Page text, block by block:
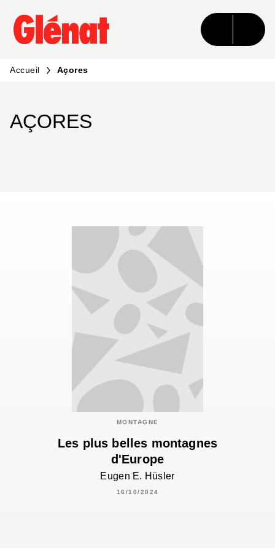
MENU RECHERCHE CONTENU
PIED DE PAGE
Accueil Açores
AÇORES
MONTAGNE
Les plus belles montagnes
d'Europe
Eugen E. Hüsler
16/10/2024